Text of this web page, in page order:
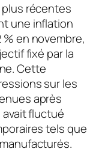
plus récentes
une inflation
% en novembre,
fixé par la
Cette
sur les
après
avait fluctué
tels que